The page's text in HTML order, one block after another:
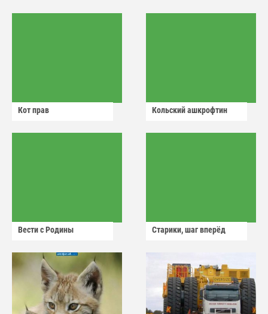
Кот прав Кольский ашкрофтин
Вести с Родины Старики, шаг вперёд